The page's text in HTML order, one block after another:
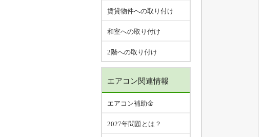
賃貸物件への取り付け
和室への取り付け
2階への取り付け
エアコン関連情報
エアコン補助金
2027年問題とは？